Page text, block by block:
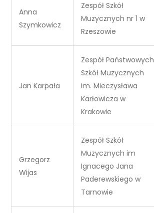
Anna
Szymkowicz
Zespół Szkół
Muzycznych nr 1 w
Rzeszowie
Jan Karpała
Zespół Państwowych
Szkół Muzycznych
im. Mieczysława
Karłowicza w
Krakowie
Grzegorz
Wijas
Zespół Szkół
Muzycznych im
Ignacego Jana
Paderewskiego w
Tarnowie